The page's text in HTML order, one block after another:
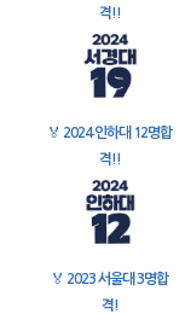
격!!
🏅 2024 인하대 12명합
격!!
🏅 2023 서울대 3명합
격!